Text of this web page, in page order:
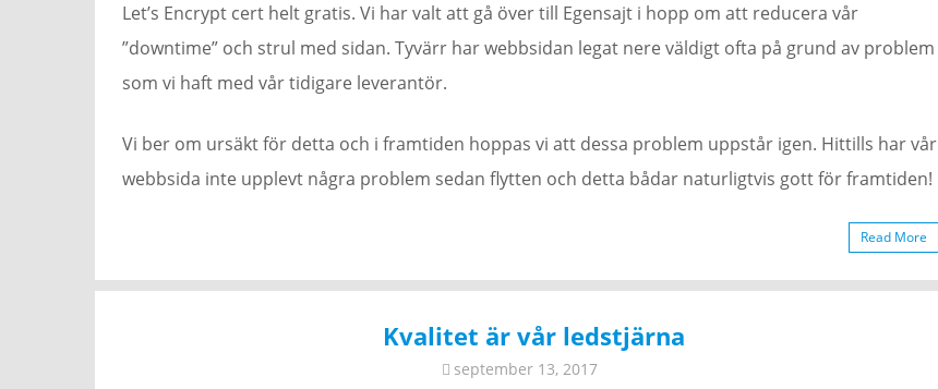
Let’s Encrypt cert helt gratis. Vi har valt att gå över till Egensajt i hopp om att reducera vår
”downtime” och strul med sidan. Tyvärr har webbsidan legat nere väldigt ofta på grund av problem
som vi haft med vår tidigare leverantör.
Vi ber om ursäkt för detta och i framtiden hoppas vi att dessa problem uppstår igen. Hittills har vår
webbsida inte upplevt några problem sedan flytten och detta bådar naturligtvis gott för framtiden!
Read More
Kvalitet är vår ledstjärna
september 13, 2017